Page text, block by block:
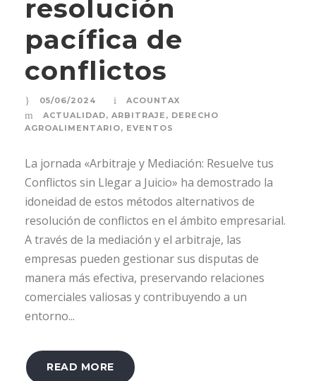
resolución
pacífica de
conflictos
05/06/2024
ACOUNTAX
ACTUALIDAD, ARBITRAJE , DERECHO
AGROALIMENTARIO, EVENTOS
La jornada «Arbitraje y Mediación: Resuelve tus
Conflictos sin Llegar a Juicio» ha demostrado la
idoneidad de estos métodos alternativos de
resolución de conflictos en el ámbito empresarial.
A través de la mediación y el arbitraje, las
empresas pueden gestionar sus disputas de
manera más efectiva, preservando relaciones
comerciales valiosas y contribuyendo a un
entorno...
READ MORE